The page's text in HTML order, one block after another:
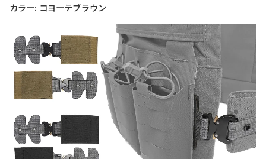
カラー: コヨーテブラウン